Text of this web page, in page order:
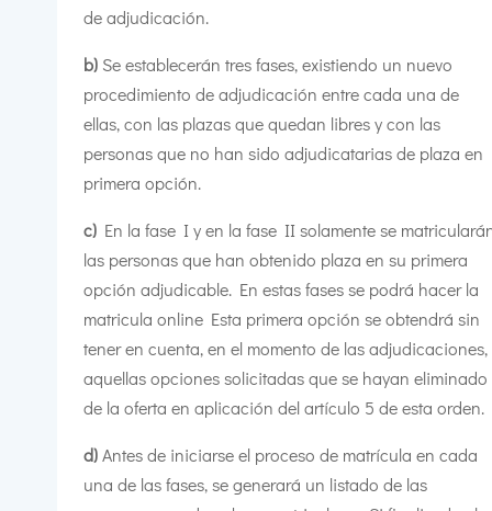
de adjudicación.
b) Se establecerán tres fases, existiendo un nuevo
procedimiento de adjudicación entre cada una de
ellas, con las plazas que quedan libres y con las
personas que no han sido adjudicatarias de plaza en
primera opción.
c) En la fase I y en la fase II solamente se
las personas que han obtenido plaza en su primera
opción adjudicable. En estas fases se podrá hacer la
matricula online Esta primera opción se obtendrá sin
tener en cuenta, en el momento de las adjudicaciones,
aquellas opciones solicitadas que se hayan eliminado
de la oferta en aplicación del artículo 5 de esta orden.
d)Antes de iniciarse el proceso de matrícula en cada
una de las fases, se generará un listado de las